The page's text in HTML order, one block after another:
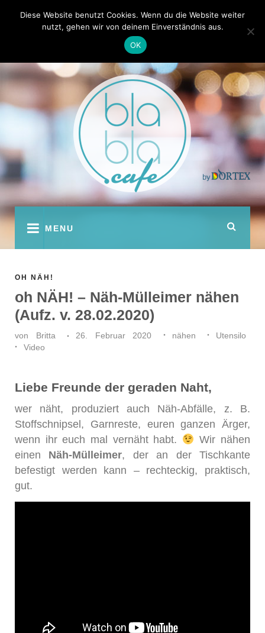
Kontakt Autoren
youtubefacebook
instagram
twitterpinterest
MENU
OH NÄH!
oh NÄH! – Näh-Mülleimer nähen
(Aufz. v. 28.02.2020)
von Britta 26. Februar 2020 nähen
Utensilo
Video
Liebe Freunde der geraden Naht,
wer näht, produziert auch Näh-Abfälle, z. B.
Stoffschnipsel, Garnreste, euren ganzen Ärger,
wenn ihr euch mal vernäht habt.
Wir nähen
einen Näh-Mülleimer, der an der Tischkante
befestigt werden kann – rechteckig, praktisch,
gut.
Diese Website benutzt Cookies. Wenn du die Website weiter
nutzt, gehen wir von deinem Einverständnis aus.
OK